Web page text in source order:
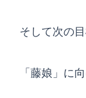
そして次の
「藤娘」に